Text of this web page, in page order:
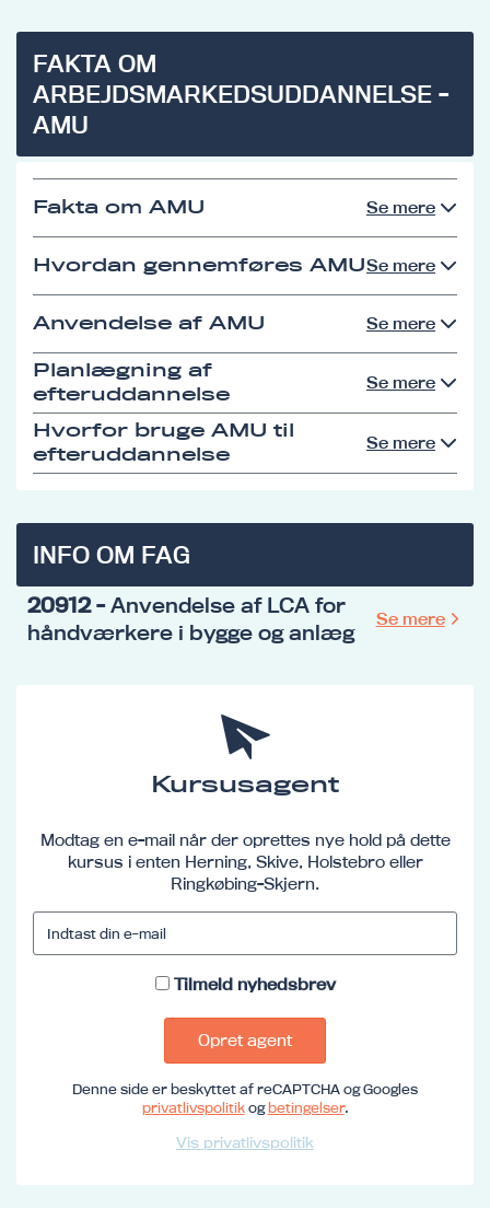
FAKTA OM
ARBEJDSMARKEDSUDDANNELSE -
AMU
Fakta om AMU Se mere
Hvordan gennemføres AMUSe mere
Anvendelse af AMU Se mere
Planlægning af
efteruddannelse
Se mere
Hvorfor bruge AMU til
efteruddannelse
Se mere
INFO OM FAG
20912- Anvendelse af LCA for
håndværkere i bygge og anlæg
Se mere
Kursusagent
Modtag en e-mail når der oprettes nye hold på dette
kursus i enten Herning, Skive, Holstebro eller
Ringkøbing-Skjern.
Tilmeld nyhedsbrev
Opret agent
Denne side er beskyttet af reCAPTCHA og Googles
privatlivspolitikogbetingelser.
Vis privatlivspolitik